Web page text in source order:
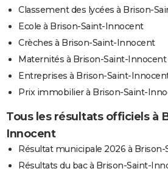
Classement des lycées à Brison-
Ecole à Brison-Saint-Innocent
Crèches à Brison-Saint-Innocent
Maternités à Brison-Saint-Innocent
Entreprises à Brison-Saint-
Prix immobilier à Brison-Saint-
Tous les résultats officiels à
Innocent
Résultat municipale 2026 à
Résultats du bac à Brison-Saint-